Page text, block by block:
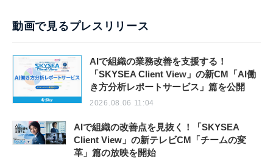
動画で見るプレスリリース
AIで組織の業務改善を支援する！
「SKYSEA Client View」の新CM「AI働
き方分析レポートサービス」篇を公開
2026.08.06 11:04
AIで組織の改善点を見抜く！「SKYSEA
Client View」の新テレビCM「チームの変
革」篇の放映を開始